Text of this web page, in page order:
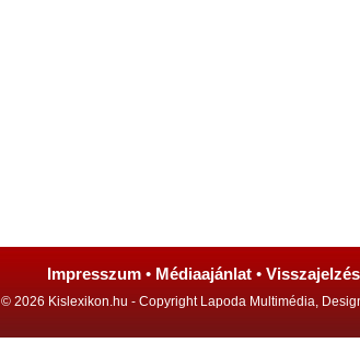
Impresszum • Médiaajánlat •
© 2026 Kislexikon.hu - Copyright Lapoda Multimédia,